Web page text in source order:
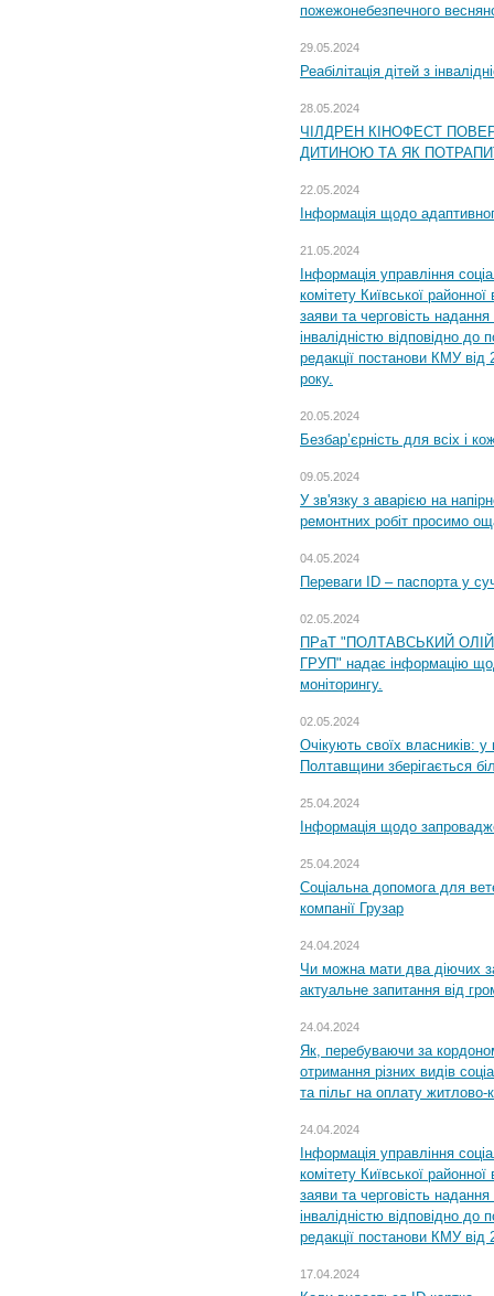
пожежонебезпечного
29.05.2024
Реабілітація дітей з
28.05.2024
ЧІЛДРЕН КІНОФЕСТ
ДИТИНОЮ ТА ЯК
22.05.2024
Інформація щодо
21.05.2024
Інформація управління
комітету Київської
заяви та черговість надання
інвалідністю відповідно
редакції постанови КМУ від
року.
20.05.2024
Безбар’єрність для всіх і
09.05.2024
У зв'язку з аварією на
ремонтних робіт просимо
04.05.2024
Переваги ID – паспорта у
02.05.2024
ПРаТ "ПОЛТАВСЬКИЙ
ГРУП" надає інформацію
моніторингу.
02.05.2024
Очікують своїх власників: у
Полтавщини зберігається
25.04.2024
Інформація щодо
25.04.2024
Соціальна допомога для
компанії Грузар
24.04.2024
Чи можна мати два діючих
актуальне запитання від
24.04.2024
Як, перебуваючи за
отримання різних видів
та пільг на оплату
24.04.2024
Інформація управління
комітету Київської
заяви та черговість надання
інвалідністю відповідно
редакції постанови КМУ
17.04.2024